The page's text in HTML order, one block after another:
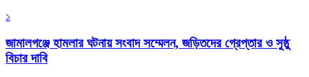
১
জামালগঞ্জে হামলার ঘটনায় সংবাদ সম্মেলন, জড়িতদের গ্রেপ্তার ও সুষ্ঠু
বিচার দাবি